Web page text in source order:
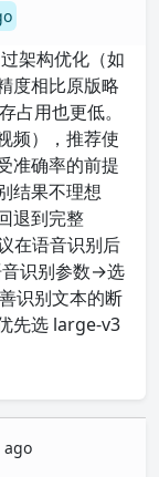
架构优化（如
度相比原版略
占用也更低。
频），推荐使
准确率的前提
结果不理想
退到完整
在语音识别后
识别参数→选
识别文本的断
先选 large-v3
ago